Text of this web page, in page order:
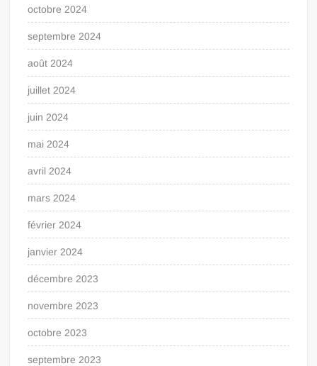
octobre 2024
septembre 2024
août 2024
juillet 2024
juin 2024
mai 2024
avril 2024
mars 2024
février 2024
janvier 2024
décembre 2023
novembre 2023
octobre 2023
septembre 2023